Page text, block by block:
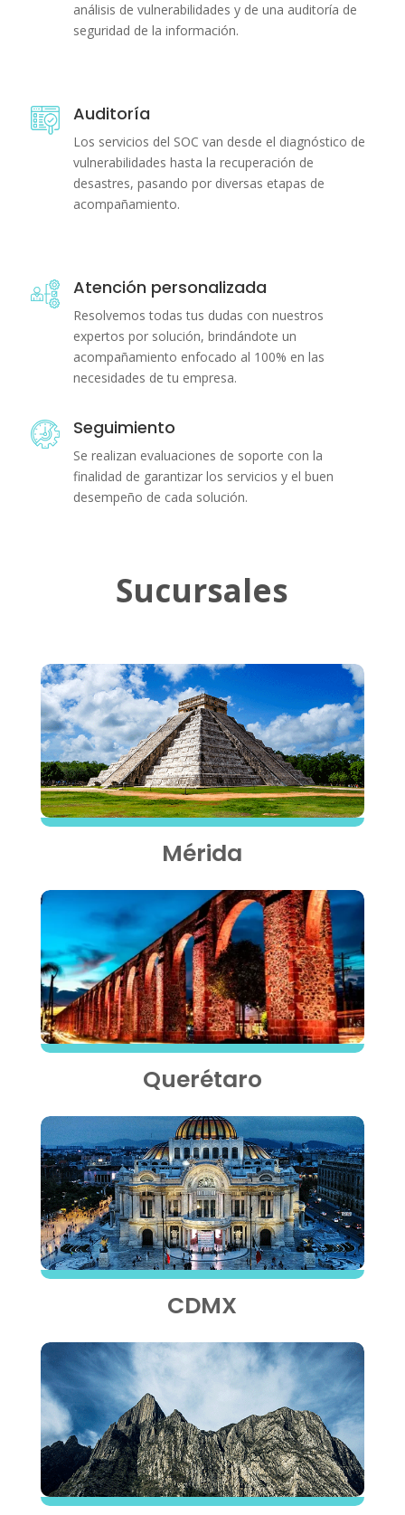
análisis de vulnerabilidades y de una auditoría de
seguridad de la información.
Auditoría
Los servicios del SOC van desde el diagnóstico de
vulnerabilidades hasta la recuperación de
desastres, pasando por diversas etapas de
acompañamiento.
Atención personalizada
Resolvemos todas tus dudas con nuestros
expertos por solución, brindándote un
acompañamiento enfocado al 100% en las
necesidades de tu empresa.
Seguimiento
Se realizan evaluaciones de soporte con la
finalidad de garantizar los servicios y el buen
desempeño de cada solución.
Sucursales
Mérida
Querétaro
CDMX